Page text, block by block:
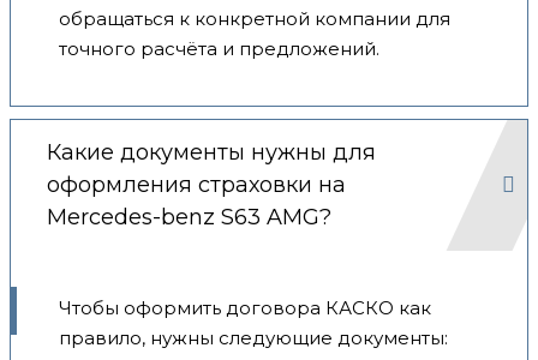
обращаться к конкретной компании для
точного расчёта и предложений.
Какие документы нужны для
оформления страховки на
Mercedes-benz S63 AMG?
Чтобы оформить договора КАСКО как
правило, нужны следующие документы: